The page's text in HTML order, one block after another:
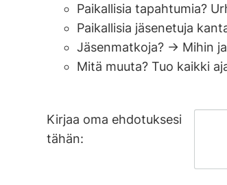
Paikallisia tapahtumia?
Paikallisia jäsenetuja
Jäsenmatkoja? -> Mihin
Mitä muuta? Tuo kaikki
Kirjaa oma ehdotuksesi
tähän: